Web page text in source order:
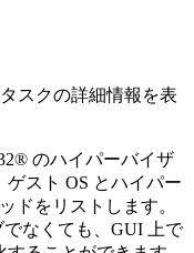
スクの詳細情報を表
のハイパーバイザ
スト OS とハイパー
ドをリストします。
なくても、GUI 上で